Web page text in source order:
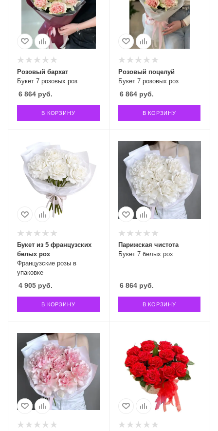
Букет 7 розовых роз
Розовый бархат
6 864 руб.
В КОРЗИНУ
Букет 7 розовых роз
Розовый поцелуй
6 864руб.
В КОРЗИНУ
Французские розы в
упаковке
Букет из 5 французских
белых роз
4 905 руб.
В КОРЗИНУ
Букет 7 белых роз
Парижская чистота
6 864руб.
В КОРЗИНУ